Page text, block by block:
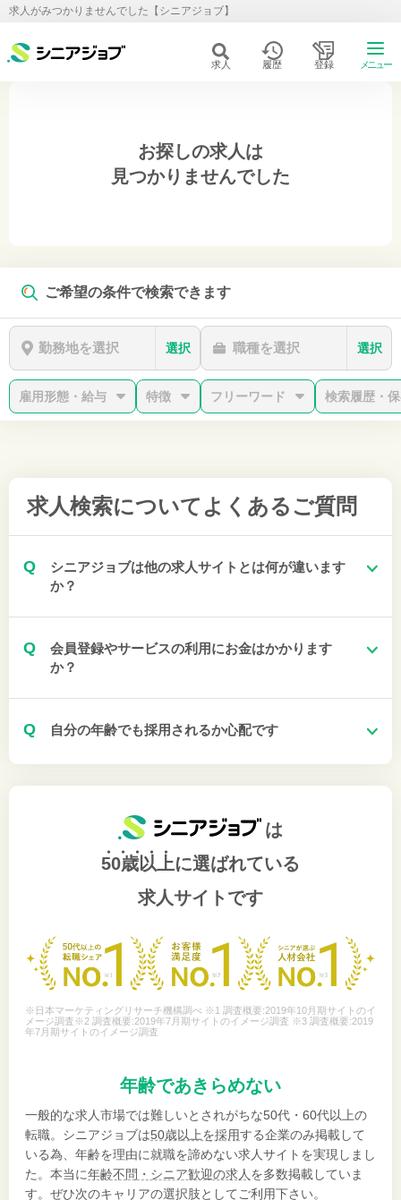
求人がみつかりませんでした【シニアジョブ】
求人 履歴 登録 メニュー
お探しの求人は
見つかりませんでした
ご希望の条件で検索できます
勤務地を選択 選択 職種を選択 選択
雇用形態・給与 特徴 フリーワード 検索履歴・
求人検索について よくあるご質問
Q
シニアジョブは他の求人サイトとは何が違います
か？
Q
会員登録やサービスの利用にお金はかかります
か？
Q 自分の年齢でも採用されるか心配です
は
50歳以上に選ばれている
求人サイトです
※日本マーケティングリサーチ機構調べ ※1 調査概要:2019年10月期サイトのイ
メージ調査※2 調査概要:2019年7月期サイトのイメージ調査 ※3 調査概要:2019
年7月期サイトのイメージ調査
年齢であきらめない
一般的な求人市場では難しいとされがちな50代・60代以上の
転職。シニアジョブは50歳以上を採用する企業のみ掲載して
いる為、年齢を理由に就職を諦めない求人サイトを実現しまし
た。本当に年齢不問・シニア歓迎の求人 を多数掲載していま
す。ぜひ次のキャリアの選択肢としてご利用下さい。